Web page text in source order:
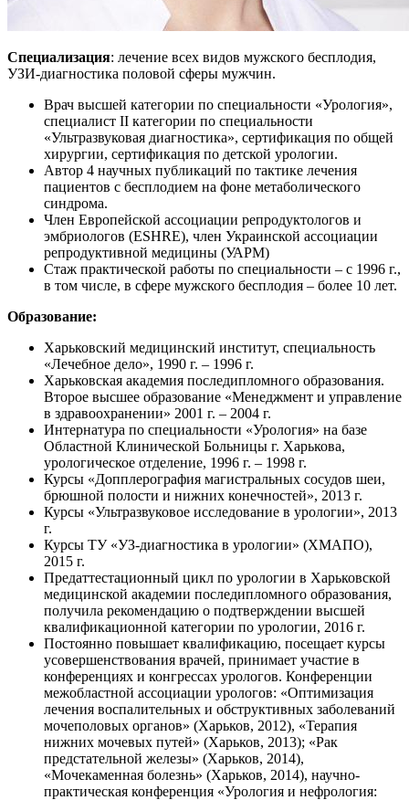
Специализация: лечение всех видов мужского бесплодия,
УЗИ-диагностика половой сферы мужчин.
Врач высшей категории по специальности «Урология»,
специалист II категории по специальности
«Ультразвуковая диагностика», сертификация по общей
хирургии, сертификация по детской урологии.
Автор 4 научных публикаций по тактике лечения
пациентов с бесплодием на фоне метаболического
синдрома.
Член Европейской ассоциации репродуктологов и
эмбриологов (ESHRE), член Украинской ассоциации
репродуктивной медицины (УАРМ)
Стаж практической работы по специальности – с 1996 г.,
в том числе, в сфере мужского бесплодия – более 10 лет.
Образование:
Харьковский медицинский институт, специальность
«Лечебное дело», 1990 г. – 1996 г.
Харьковская академия последипломного образования.
Второе высшее образование «Менеджмент и управление
в здравоохранении» 2001 г. – 2004 г.
Интернатура по специальности «Урология» на базе
Областной Клинической Больницы г. Харькова,
урологическое отделение, 1996 г. – 1998 г.
Курсы «Допплерография магистральных сосудов шеи,
брюшной полости и нижних конечностей», 2013 г.
Курсы «Ультразвуковое исследование в урологии», 2013
г.
Курсы ТУ «УЗ-диагностика в урологии» (ХМАПО),
2015 г.
Предаттестационный цикл по урологии в Харьковской
медицинской академии последипломного образования,
получила рекомендацию о подтверждении высшей
квалификационной категории по урологии, 2016 г.
Постоянно повышает квалификацию, посещает курсы
усовершенствования врачей, принимает участие в
конференциях и конгрессах урологов. Конференции
межобластной ассоциации урологов: «Оптимизация
лечения воспалительных и обструктивных заболеваний
мочеполовых органов» (Харьков, 2012), «Терапия
нижних мочевых путей» (Харьков, 2013); «Рак
предстательной железы» (Харьков, 2014),
«Мочекаменная болезнь» (Харьков, 2014), научно-
практическая конференция «Урология и нефрология: